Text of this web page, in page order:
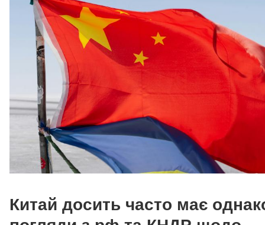
Китай досить часто має